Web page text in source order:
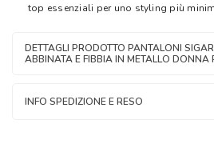
top essenziali per uno styling più
DETTAGLI PRODOTTO PANTALONI
ABBINATA E FIBBIA IN METALLO DONNA
INFO SPEDIZIONE E RESO